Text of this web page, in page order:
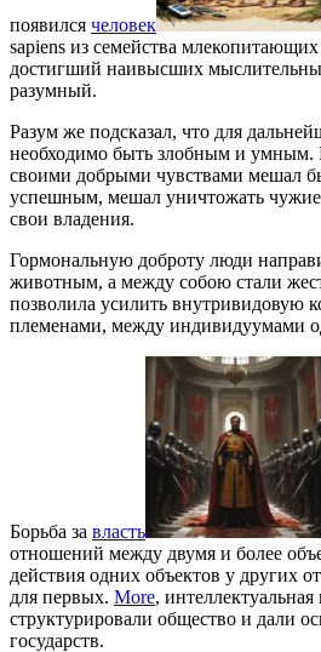
появился человек
sapiens из семейства
достигший наивысших
разумный.
Разум же подсказал, что для
необходимо быть злобным и умным.
своими добрыми чувствами мешал
успешным, мешал уничтожать
свои владения.
Гормональную доброту люди
животным, а между собою стали
позволила усилить внутривидовую
племенами, между индивидуумами
Борьба за власть
отношений между двумя и более
действия одних объектов у других
для первых. More,
структурировали общество и дали
государств.